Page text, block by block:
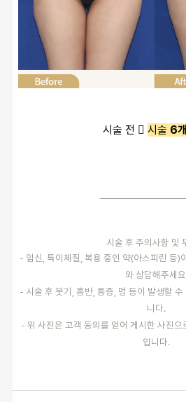
시술 전 시술 6
시술 후 주의사항 및
- 임신, 특이체질, 복용 중인 약(아스피린 등)
와 상담해주세
- 시술 후 붓기, 홍반, 통증, 멍 등이 발생할
니다.
- 위 사진은 고객 동의를 얻어 게시한 사진으
입니다.